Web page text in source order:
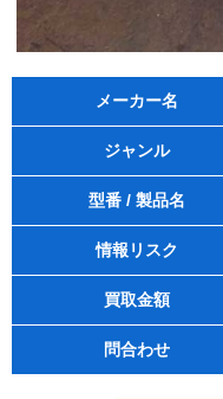
メーカー名
ジャンル
型番 / 製品名
情報リスク
買取金額
問合わせ